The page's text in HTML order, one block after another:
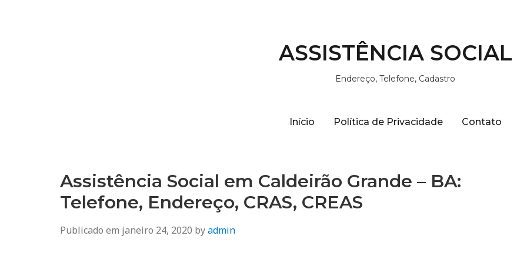
ASSISTÊNCIA SOCIAL
Endereço, Telefone, Cadastro
Início Política de Privacidade Contato
Assistência Social em Caldeirão Grande – BA:
Telefone, Endereço, CRAS, CREAS
Publicado em janeiro 24, 2020 byadmin